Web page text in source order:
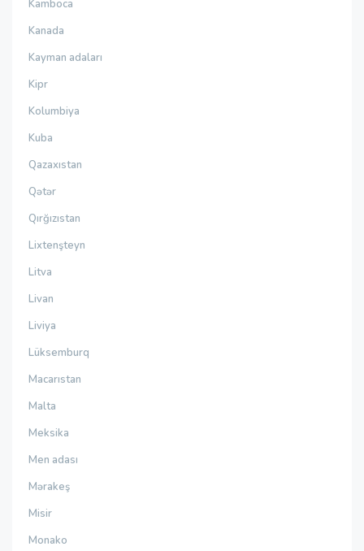
Kamboca
Kanada
Kayman adaları
Kipr
Kolumbiya
Kuba
Qazaxıstan
Qətər
Qırğızıstan
Lixtenşteyn
Litva
Livan
Liviya
Lüksemburq
Macarıstan
Malta
Meksika
Men adası
Mərakeş
Misir
Monako